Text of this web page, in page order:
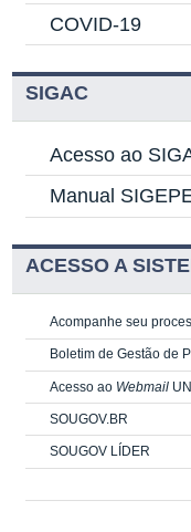
COVID-19
SIGAC
Acesso ao
Manual
ACESSO A
Acompanhe seu
Boletim de Gestão de
Acesso ao Webmail
SOUGOV.BR
SOUGOV LÍDER